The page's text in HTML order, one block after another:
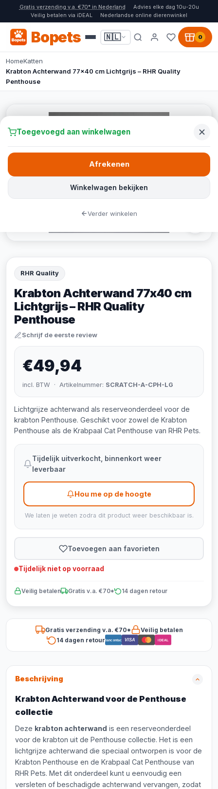
Gratis verzending v.a. €70* in Nederland
Advies elke dag 10u-20u
Veilig betalen via iDEAL
Nederlandse online dierenwinkel
Bopets 🇳🇱 0
HomeKatten
Krabton Achterwand 77x40 cm Lichtgrijs – RHR Quality
Penthouse
RHR Quality
Krabton Achterwand 77x40 cm
Lichtgrijs – RHR Quality
Penthouse
Schrijf de eerste review
€49,94
incl. BTW · Artikelnummer: SCRATCH-A-CPH-LG
Lichtgrijze achterwand als reserveonderdeel voor de
krabton Penthouse. Geschikt voor zowel de Krabton
Penthouse als de Krabpaal Cat Penthouse van RHR Pets.
Tijdelijk uitverkocht, binnenkort weer
leverbaar
Hou me op de hoogte
We laten je weten zodra dit product weer beschikbaar is.
Toevoegen aan favorieten
Tijdelijk niet op voorraad
Veilig betalen Gratis v.a. €70* 14 dagen retour
Gratis verzending v.a. €70*
Veilig betalen
14 dagen retourBancontact VISA iDEAL
Beschrijving
Krabton Achterwand voor de Penthouse
collectie
Deze krabton achterwand is een reserveonderdeel
voor de krabton uit de Penthouse collectie. Het is een
lichtgrijze achterwand die speciaal ontworpen is voor de
Krabton Penthouse en de Krabpaal Cat Penthouse van
RHR Pets. Met dit onderdeel kunt u eenvoudig een
versleten of beschadigde achterwand vervangen, zodat
Toegevoegd aan winkelwagen
Winkelwagen bekijken
Afrekenen
Verder winkelen